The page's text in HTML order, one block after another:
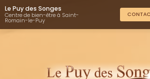
Aller
au
contenu
principal
Le Puy des Songes
Centre de bien-être à Saint-
Romain-le-Puy